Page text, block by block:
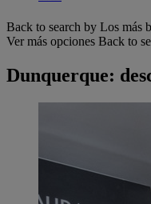
Back to search by Los más
Ver más opciones Back to
Dunquerque: